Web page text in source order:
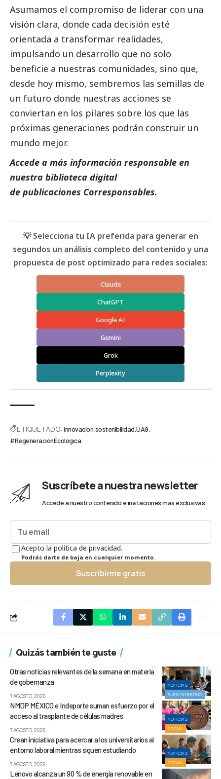
Asumamos el compromiso de liderar con una
visión clara, donde cada decisión esté
orientada a transformar realidades,
impulsando un desarrollo que no solo
beneficie a nuestras comunidades, sino que,
desde hoy mismo, sembremos las semillas de
un futuro donde nuestras acciones se
conviertan en los pilares sobre los que las
próximas generaciones podrán construir un
mundo mejor.
Accede a más información responsable en
nuestra biblioteca digital
de publicaciones Corresponsables.
💡 Selecciona tu IA preferida para generar en
segundos un análisis completo del contenido y una
propuesta de post optimizado para redes sociales:
Claude
ChatGPT
Google AI
Gemini
Grok
Perplexity
ETIQUETADO: innovacion sostenibilidad UAG
#RegeneraciónEcológica
Suscríbete a nuestra newsletter
Accede a nuestro contenido e invitaciones más exclusivas.
Acepto la política de privacidad.
Podrás darte de baja en cualquier momento.
Suscribirme gratis
Quizás también te guste
NOTICIAS
BUEN GOBIERNO
Otras noticias relevantes de la semana en materia
de gobernanza
7 AGOSTO, 2026
NOTICIAS
SOCIAL
NMDP MÉXICO e Indeporte suman esfuerzo por el
acceso al trasplante de células madres
7 AGOSTO, 2026
NOTICIAS
SOCIAL
Crean iniciativa para acercar a los universitarios al
entorno laboral mientras siguen estudiando
7 AGOSTO, 2026
Lenovo alcanza un 90 % de energía renovable en